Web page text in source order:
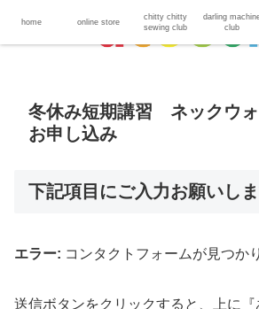
冬休み短期講習 ネックウ
お申し込み
下記項目にご入力お願いしま
エラー: コンタクトフォームが見つか
送信ボタンをクリックすると、上に『
home online store
chitty chitty
sewing club
darling
club